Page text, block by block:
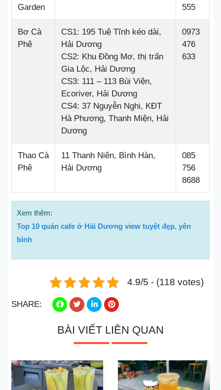
Garden
555
Bơ Cà
Phê
CS1: 195 Tuệ Tĩnh kéo dài,
Hải Dương
CS2: Khu Đồng Mơ, thị trấn
Gia Lộc, Hải Dương
CS3: 111 – 113 Bùi Viện,
Ecoriver, Hải Dương
CS4: 37 Nguyễn Nghi, KĐT
Hà Phương, Thanh Miện, Hải
Dương
0973
476
633
Thao Cà
Phê
11 Thanh Niên, Bình Hàn,
Hải Dương
085
756
8688
Xem thêm:
Top 10 quán cafe ở Hải Dương view tuyệt đẹp, yên
bình
4.9/5 - (118 votes)
SHARE:
BÀI VIẾT LIÊN QUAN